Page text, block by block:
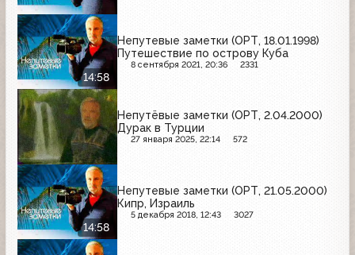
14:58
Непутевые заметки (ОРТ, 18.01.1998)
Путешествие по острову Куба
8 сентября 2021, 20:36 2331
Непутёвые заметки (ОРТ, 2.04.2000)
Дурак в Турции
27 января 2025, 22:14 572
14:58
Непутевые заметки (ОРТ, 21.05.2000)
Кипр, Израиль
5 декабря 2018, 12:43 3027